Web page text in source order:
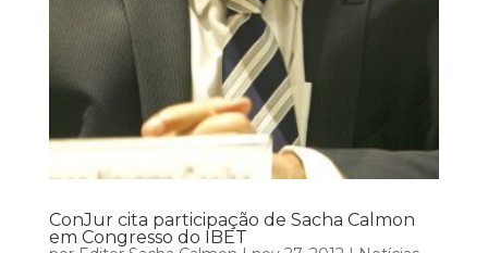
ConJur cita participação de Sacha Calmon
em Congresso do IBET